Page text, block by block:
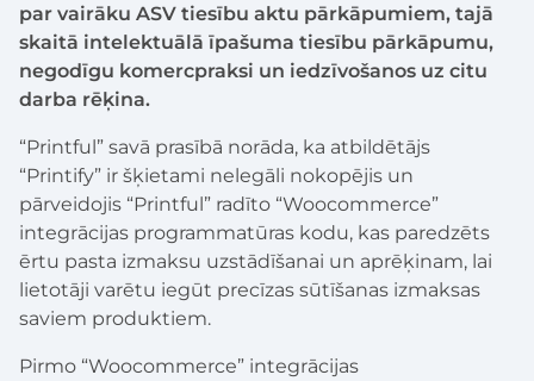
par vairāku ASV tiesību aktu pārkāpumiem, tajā
skaitā intelektuālā īpašuma tiesību pārkāpumu,
negodīgu komercpraksi un iedzīvošanos uz citu
darba rēķina.
“Printful” savā prasībā norāda, ka atbildētājs
“Printify” ir šķietami nelegāli nokopējis un
pārveidojis “Printful” radīto “Woocommerce”
integrācijas programmatūras kodu, kas paredzēts
ērtu pasta izmaksu uzstādīšanai un aprēķinam, lai
lietotāji varētu iegūt precīzas sūtīšanas izmaksas
saviem produktiem.
Pirmo “Woocommerce” integrācijas